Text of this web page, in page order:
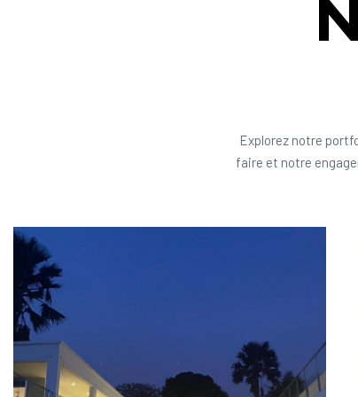
Explorez notre
faire et notre